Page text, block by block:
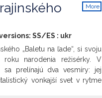
More
SS/ES : ukr
„Baletu na ľade“, si svoju
narodenia režisérky. V
sa prelínajú dva vesmíry: jej
vonkajší svet v rytme